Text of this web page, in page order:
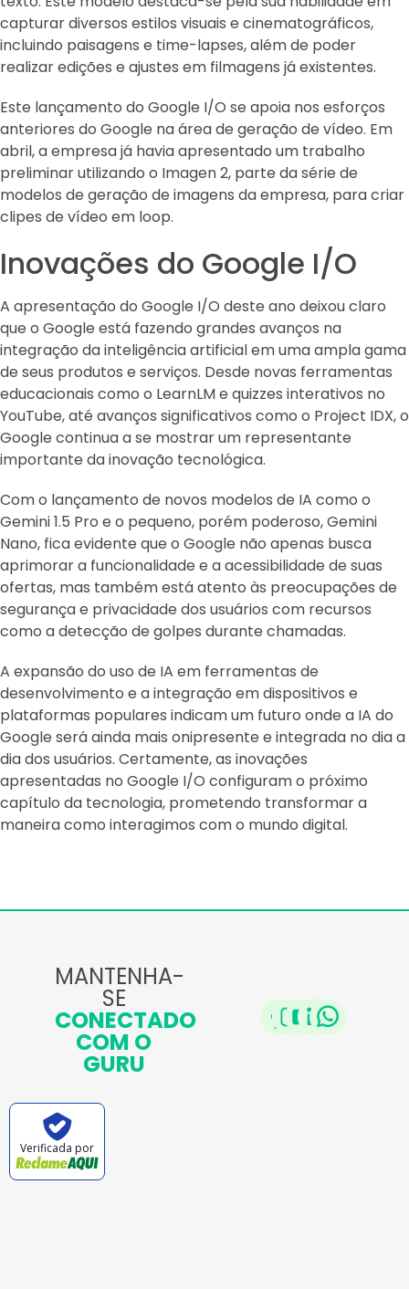
capturar diversos estilos visuais e cinematográficos,
incluindo paisagens e time-lapses, além de poder
realizar edições e ajustes em filmagens já existentes.
Este lançamento do Google I/O se apoia nos esforços
anteriores do Google na área de geração de vídeo. Em
abril, a empresa já havia apresentado um trabalho
preliminar utilizando o Imagen 2, parte da série de
modelos de geração de imagens da empresa, para criar
clipes de vídeo em loop.
Inovações do Google I/O
A apresentação do Google I/O deste ano deixou claro
que o Google está fazendo grandes avanços na
integração da inteligência artificial em uma ampla gama
de seus produtos e serviços. Desde novas ferramentas
educacionais como o LearnLM e quizzes interativos no
YouTube, até avanços significativos como o Project IDX, o
Google continua a se mostrar um representante
importante da inovação tecnológica.
Com o lançamento de novos modelos de IA como o
Gemini 1.5 Pro e o pequeno, porém poderoso, Gemini
Nano, fica evidente que o Google não apenas busca
aprimorar a funcionalidade e a acessibilidade de suas
ofertas, mas também está atento às preocupações de
segurança e privacidade dos usuários com recursos
como a detecção de golpes durante chamadas.
A expansão do uso de IA em ferramentas de
desenvolvimento e a integração em dispositivos e
plataformas populares indicam um futuro onde a IA do
Google será ainda mais onipresente e integrada no dia a
dia dos usuários. Certamente, as inovações
apresentadas no Google I/O configuram o próximo
capítulo da tecnologia, prometendo transformar a
maneira como interagimos com o mundo digital.
MANTENHA-
SE
CONECTADO
COM O
GURU
Verificada por